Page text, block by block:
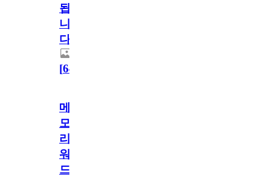
됩
니
다.
[64
메
모
리
워
드